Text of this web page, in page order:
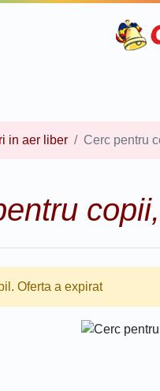
in aer liber Cerc pentru
Oferta a expirat